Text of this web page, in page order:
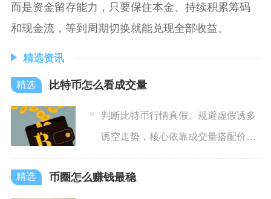
而是资金留存能力，只要保住本金、持续积累筹码
和现金流，等到周期切换就能兑现全部收益。
精选资讯
比特币怎么看成交量
判断比特币行情真假、规避虚假诱多
诱空走势，核心依靠成交量搭配价格
走势交叉验证，单一价格涨跌
币圈怎么赚钱最稳